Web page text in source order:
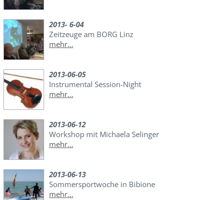
2013- 6-04
Zeitzeuge am BORG Linz
mehr...
2013-06-05
Instrumental Session-Night
mehr...
2013-06-12
Workshop mit Michaela Selinger
mehr...
2013-06-13
Sommersportwoche in Bibione
mehr...